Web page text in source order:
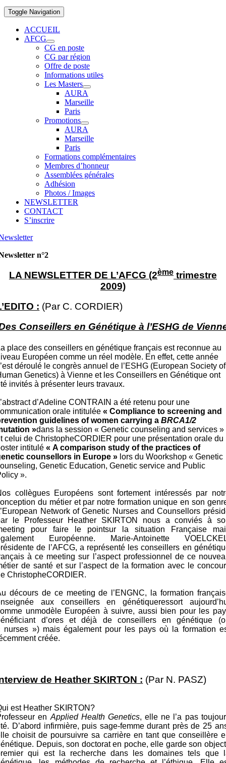
Toggle Navigation
ACCUEIL
AFCG
CG en poste
CG par région
Offre de poste
Informations utiles
Les Masters
AURA
Marseille
Paris
Promotions
AURA
Marseille
Paris
Formations complémentaires
Membres d’honneur
Assemblées générales
Adhésion
Photos / Images
NEWSLETTER
CONTACT
S’inscrire
n°2
LA NEWSLETTER DE L’AFCG (2ème trimestre
2009)
: (Par C. CORDIER)
Conseillers en Génétique à l’ESHG de
place des conseillers en génétique français est reconnue au
Européen comme un réel modèle. En effet, cette année
déroulé le congrès annuel de l’ESHG (European Society of
Genetics) à Vienne et les Conseillers en Génétique ont
invités à présenter leurs travaux.
d’AdelineCONTRAIN a été retenu pour une
orale intitulée« Compliance to screening and
guidelines of women carrying aBRCA1/2
»dans la session « Genetic counseling and services »
celui deChristopheCORDIER pour une présentation orale du
intitulé« A comparison study of the practices of
counsellors in Europe » lors du Woorkshop « Genetic
Genetic Education, Genetic service and Public
».
collègues Européens sont fortement intéressés par
du métier et par notre formation unique en son
Network of Genetic Nurses and Counsellors
le Professeur Heather SKIRTON nous a conviés à
pour faire le pointsur la situation Française
Européenne. Marie-Antoinette
de l’AFCG, a représenté les conseillers en
à ce meeting sur l’aspect professionnel de ce
de santé et sur l’aspect de la formation avec le
ChristopheCORDIER.
décours de ce meeting de l’ENGNC, la formation
aux conseillers en génétiqueressort
unmodèle Européen à suivre, aussi bien pour les
d’ores et déjà de conseillers en génétique
nurses ») mais également pour les pays où la formation
créée.
de Heather SKIRTON : (Par N. PASZ)
est Heather SKIRTON?
en Applied Health Genetics, elle ne l’a pas
D’abord infirmière, puis sage-femme durant près de 25
choisit de poursuivre sa carrière en tant que conseillère
Depuis, son doctorat en poche, elle garde son
qui est la recherche dans les domaines tels que